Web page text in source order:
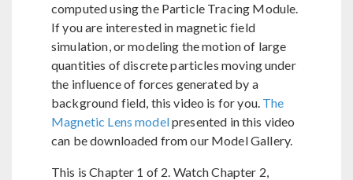
computed using the Particle Tracing Module.
If you are interested in magnetic field
simulation, or modeling the motion of large
quantities of discrete particles moving under
the influence of forces generated by a
background field, this video is for you. The
Magnetic Lens modelpresented in this video
can be downloaded from our Model Gallery.
This is Chapter 1 of 2. Watch Chapter 2,